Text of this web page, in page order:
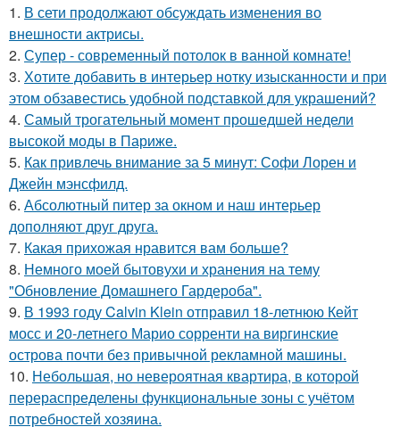
1. В сети продолжают обсуждать изменения во
внешности актрисы.
2. Супер - современный потолок в ванной комнате!
3. Хотите добавить в интерьер нотку изысканности и при
этом обзавестись удобной подставкой для украшений?
4. Самый трогательный момент прошедшей недели
высокой моды в Париже.
5. Как привлечь внимание за 5 минут: Софи Лорен и
Джейн мэнсфилд.
6. Абсолютный питер за окном и наш интерьер
дополняют друг друга.
7. Какая прихожая нравится вам больше?
8. Немного моей бытовухи и хранения на тему
"Обновление Домашнего Гардероба".
9. В 1993 году Calvin Klein отправил 18-летнюю Кейт
мосс и 20-летнего Марио сорренти на виргинские
острова почти без привычной рекламной машины.
10. Небольшая, но невероятная квартира, в которой
перераспределены функциональные зоны с учётом
потребностей хозяина.